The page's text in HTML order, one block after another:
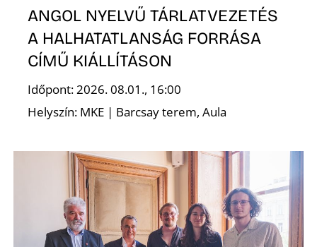
ANGOL NYELVŰ TÁRLATVEZETÉS
A HALHATATLANSÁG FORRÁSA
CÍMŰ KIÁLLÍTÁSON
Időpont: 2026. 08.01., 16:00
Helyszín: MKE | Barcsay terem, Aula